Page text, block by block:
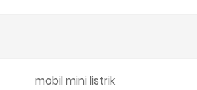
mobil mini listrik